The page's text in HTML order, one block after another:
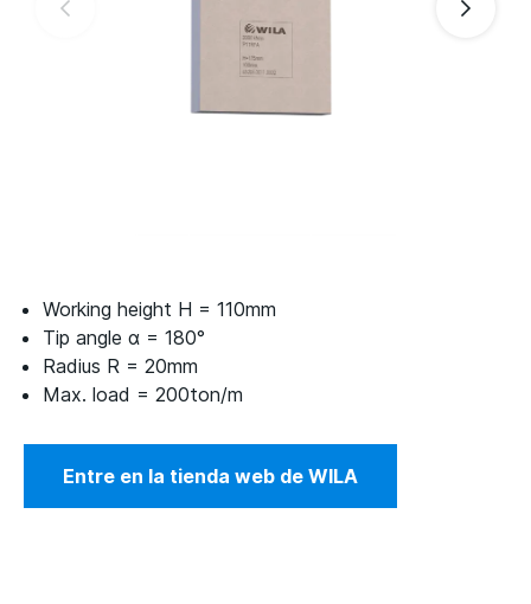
Working height H = 110mm
Tip angle α = 180°
Radius R = 20mm
Max. load = 200ton/m
Entre en la tienda web de WILA